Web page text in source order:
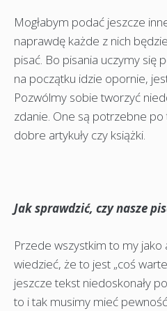
Mogłabym podać jeszcze
naprawdę każde z nich
pisać. Bo pisania uczymy się
na początku idzie opornie,
Pozwólmy sobie tworzyć
zdanie. One są potrzebne
dobre artykuły czy książki.
Jak sprawdzić, czy nasze
Przede wszystkim to my
wiedzieć, że to jest „coś
jeszcze tekst niedoskonały
to i tak musimy mieć